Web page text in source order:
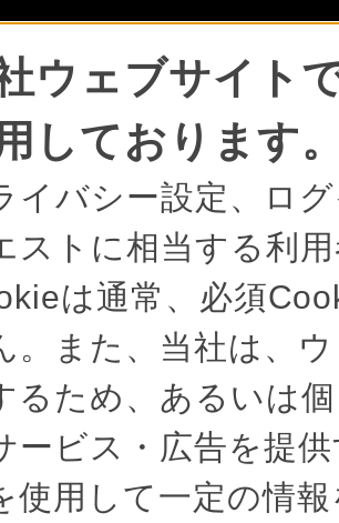
> 総合サポート > お知
29年7月5日から
ソニー製品
ソ
ソニー
ウェブサイト
しております
イバシー設定、ロ
ストに相当する利
は通常、必須
。また、当社は、
るため、あるいは
ービス・広告を提
使用して一定の情